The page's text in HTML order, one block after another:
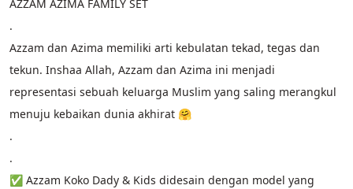
AZZAM AZIMA FAMILY SET
.
Azzam dan Azima memiliki arti kebulatan tekad, tegas dan
tekun. Inshaa Allah, Azzam dan Azima ini menjadi
representasi sebuah keluarga Muslim yang saling merangkul
menuju kebaikan dunia akhirat 🤗
.
.
✅ Azzam Koko Dady & Kids didesain dengan model yang